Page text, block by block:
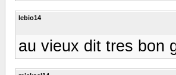
lebio14
au vieux dit tres bon